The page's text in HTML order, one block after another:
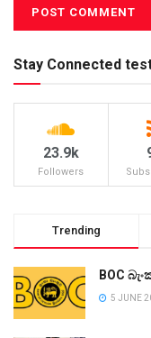
Stay Connected
23.9k
Followers
Trending
BOC
5 JUNE